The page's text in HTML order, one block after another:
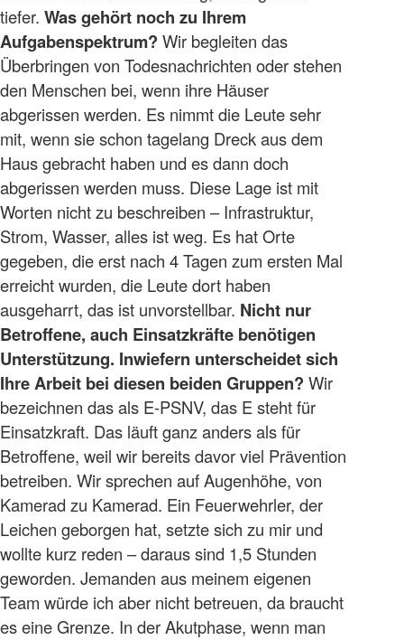
tiefer. Was gehört noch zu Ihrem
Aufgabenspektrum?Wir begleiten das
Überbringen von Todesnachrichten oder stehen
den Menschen bei, wenn ihre Häuser
abgerissen werden. Es nimmt die Leute sehr
mit, wenn sie schon tagelang Dreck aus dem
Haus gebracht haben und es dann doch
abgerissen werden muss. Diese Lage ist mit
Worten nicht zu beschreiben – Infrastruktur,
Strom, Wasser, alles ist weg. Es hat Orte
gegeben, die erst nach 4 Tagen zum ersten Mal
erreicht wurden, die Leute dort haben
ausgeharrt, das ist unvorstellbar. Nicht nur
Betroffene, auch Einsatzkräfte benötigen
Unterstützung. Inwiefern unterscheidet sich
Ihre Arbeit bei diesen beiden Gruppen?Wir
bezeichnen das als E-PSNV, das E steht für
Einsatzkraft. Das läuft ganz anders als für
Betroffene, weil wir bereits davor viel Prävention
betreiben. Wir sprechen auf Augenhöhe, von
Kamerad zu Kamerad. Ein Feuerwehrler, der
Leichen geborgen hat, setzte sich zu mir und
wollte kurz reden – daraus sind 1,5 Stunden
geworden. Jemanden aus meinem eigenen
Team würde ich aber nicht betreuen, da braucht
es eine Grenze. In der Akutphase, wenn man